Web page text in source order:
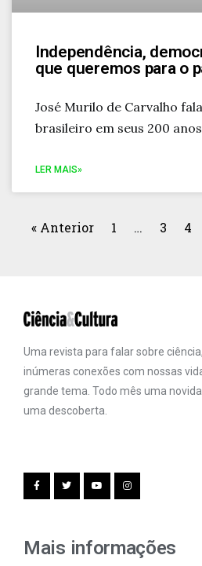
Independência,
que queremos para o
José Murilo de Carvalho
brasileiro em seus 200 anos
LER MAIS»
« Anterior 1 … 3 4
Uma revista para falar sobre
inúmeras conexões com nossas
grande tema. Todo mês uma
uma descoberta.
Mais informações